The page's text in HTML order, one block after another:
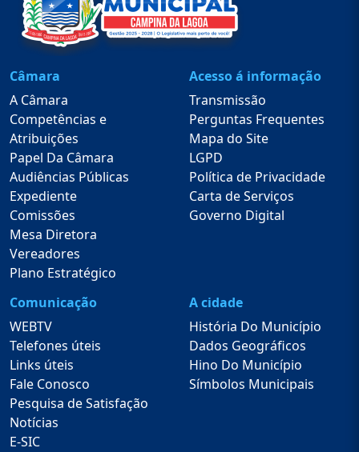
Câmara
A Câmara
Competências e
Atribuições
Papel Da Câmara
Audiências Públicas
Expediente
Comissões
Mesa Diretora
Vereadores
Plano Estratégico
Acesso á informação
Transmissão
Perguntas Frequentes
Mapa do Site
LGPD
Política de Privacidade
Carta de Serviços
Governo Digital
Comunicação
WEBTV
Telefones úteis
Links úteis
Fale Conosco
Pesquisa de Satisfação
Notícias
E-SIC
A cidade
História Do Município
Dados Geográficos
Hino Do Município
Símbolos Municipais